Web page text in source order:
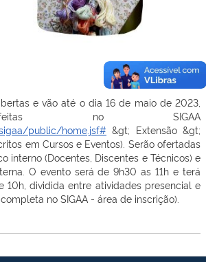
e vão até o dia 16 de maio de 2023,
no SIGAA
public/home.jsf# &gt; Extensão &gt;
em Cursos e Eventos). Serão ofertadas
interno (Docentes, Discentes e Técnicos) e
O evento será de 9h30 as 11h e terá
10h, dividida entre atividades presencial e
no SIGAA - área de inscrição).